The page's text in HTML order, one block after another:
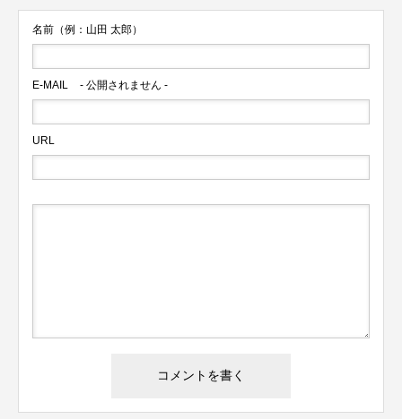
名前（例：山田 太郎）
E-MAIL - 公開されません -
URL